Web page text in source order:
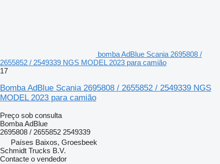
bomba AdBlue Scania 2695808 /
2655852 / 2549339 NGS MODEL 2023 para camião
17
Bomba AdBlue Scania 2695808 / 2655852 / 2549339 NGS
MODEL 2023 para camião
Preço sob consulta
Bomba AdBlue
2695808 / 2655852 2549339
Países Baixos, Groesbeek
Schmidt Trucks B.V.
Contacte o vendedor